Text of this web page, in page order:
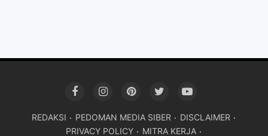
REDAKSI PEDOMAN MEDIA SIBER
DISCLAIMER
PRIVACY POLICY
MITRA KERJA